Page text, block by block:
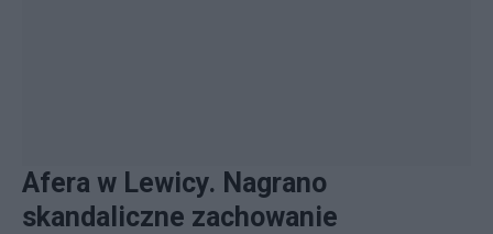
Afera w Lewicy. Nagrano
skandaliczne zachowanie